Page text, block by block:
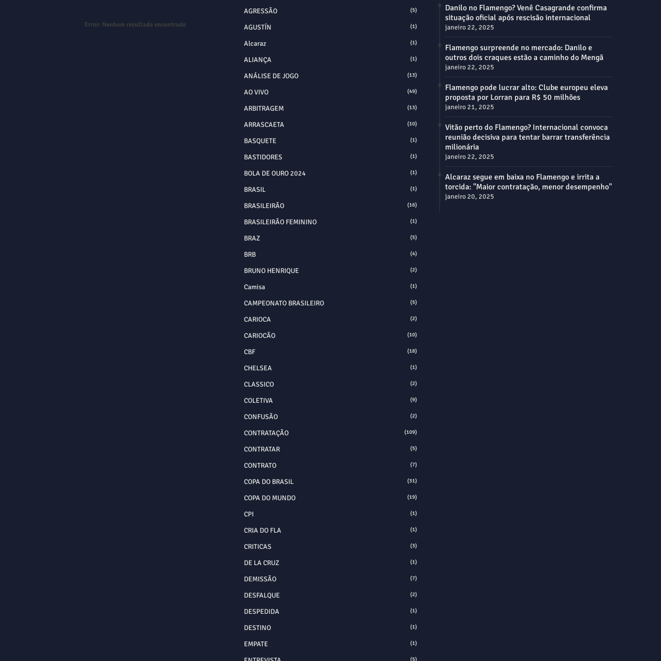
Error: Nenhum resultado encontrado
AGRESSÃO (5)
AGUSTÍN (1)
Alcaraz (1)
ALIANÇA (1)
ANÁLISE DE JOGO (13)
AO VIVO (49)
ARBITRAGEM (13)
ARRASCAETA (10)
BASQUETE (1)
BASTIDORES (1)
BOLA DE OURO 2024 (1)
BRASIL (1)
BRASILEIRÃO (16)
BRASILEIRÃO FEMININO (1)
BRAZ (5)
BRB (4)
BRUNO HENRIQUE (2)
Camisa (1)
CAMPEONATO BRASILEIRO (5)
CARIOCA (2)
CARIOCÃO (10)
CBF (18)
CHELSEA (1)
CLASSICO (2)
COLETIVA (9)
CONFUSÃO (2)
CONTRATAÇÃO (109)
CONTRATAR (5)
CONTRATO (7)
COPA DO BRASIL (31)
COPA DO MUNDO (19)
CPI (1)
CRIA DO FLA (1)
CRITICAS (3)
DE LA CRUZ (1)
DEMISSÃO (7)
DESFALQUE (2)
DESPEDIDA (1)
DESTINO (1)
EMPATE (1)
(5)
Danilo no Flamengo? Venê Casagrande confirma
situação oficial após rescisão internacional
janeiro 22, 2025
Flamengo surpreende no mercado: Danilo e
outros dois craques estão a caminho do Mengã
janeiro 22, 2025
Flamengo pode lucrar alto: Clube europeu eleva
proposta por Lorran para R$ 50 milhões
janeiro 21, 2025
Vitão perto do Flamengo? Internacional convoca
reunião decisiva para tentar barrar transferência
milionária
janeiro 22, 2025
Alcaraz segue em baixa no Flamengo e irrita a
torcida: "Maior contratação, menor desempenho"
janeiro 20, 2025